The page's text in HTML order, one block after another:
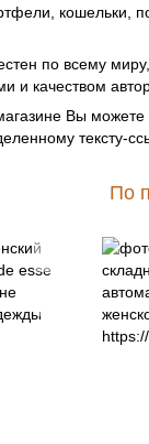
кошельки,
по всему миру,
и качеством
Вы можете
тексту-
По